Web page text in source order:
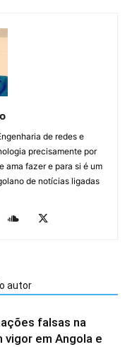
de redes e
precisamente por
ama fazer e para si é um
de notícias ligadas
autor
falsas na
em Angola e